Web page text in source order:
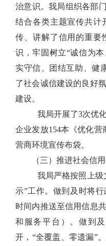
治意识。我局组织各部
结合各类主题宣传共计
传、讲解了信用的重要
识，牢固树立“诚信为
实守信、团结互助、健
了社会诚信建设的良好
建设。
我局开展了3次优
企业发放154本《优化营
营商环境宣传布袋。
（三）推进社会信
我局严格按照上
示”工作。做到及时将
时间内推送至信用信息
和服务平台）。做到
开， “全覆盖、零遗漏”